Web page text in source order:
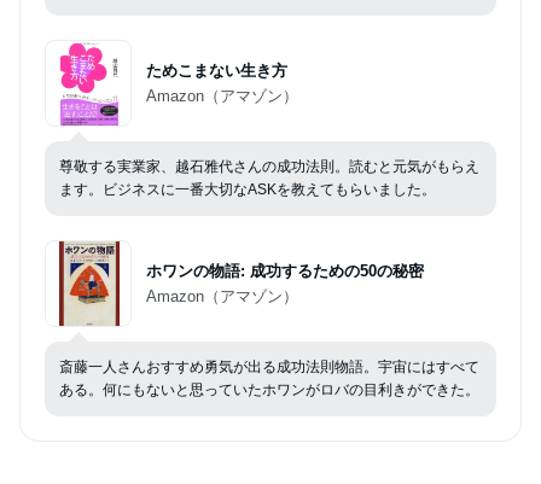
ためこまない生き方
Amazon（アマゾン）
尊敬する実業家、越石雅代さんの成功法則。読むと元気がもらえ
ます。ビジネスに一番大切なASKを教えてもらいました。
ホワンの物語: 成功するための50の秘密
Amazon（アマゾン）
斎藤一人さんおすすめ勇気が出る成功法則物語。宇宙にはすべて
ある。何にもないと思っていたホワンがロバの目利きができた。